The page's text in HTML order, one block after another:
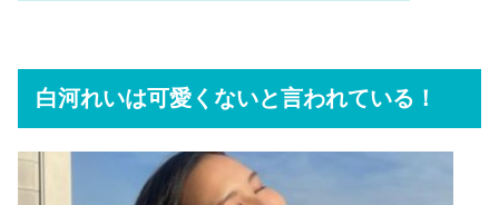
白河れいは可愛くないと言われている！